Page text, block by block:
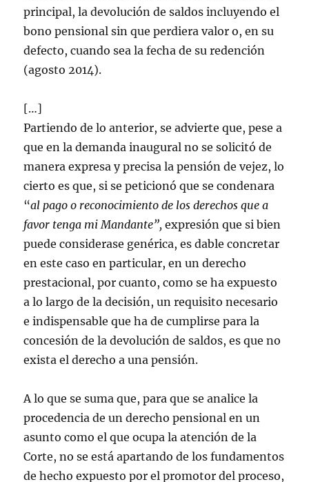
principal, la devolución de saldos incluyendo el
bono pensional sin que perdiera valor o, en su
defecto, cuando sea la fecha de su redención
(agosto 2014).
[…]
Partiendo de lo anterior, se advierte que, pese a
que en la demanda inaugural no se solicitó de
manera expresa y precisa la pensión de vejez, lo
cierto es que, si se peticionó que se condenara
“al pago o reconocimiento de los derechos que a
favor tenga mi Mandante”,expresión que si bien
puede considerase genérica, es dable concretar
en este caso en particular, en un derecho
prestacional, por cuanto, como se ha expuesto
a lo largo de la decisión, un requisito necesario
e indispensable que ha de cumplirse para la
concesión de la devolución de saldos, es que no
exista el derecho a una pensión.
A lo que se suma que, para que se analice la
procedencia de un derecho pensional en un
asunto como el que ocupa la atención de la
Corte, no se está apartando de los fundamentos
de hecho expuesto por el promotor del proceso,